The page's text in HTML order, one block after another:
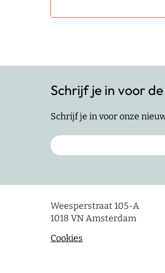
Schrijf je in voor
Schrijf je in voor onze
Weesperstraat 105-A
1018 VN Amsterdam
Cookies